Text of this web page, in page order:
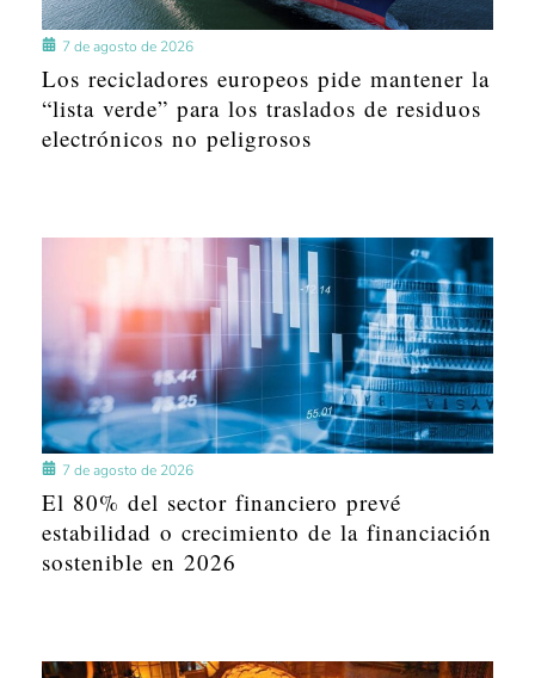
7 de agosto de 2026
Los recicladores europeos pide mantener la
“lista verde” para los traslados de residuos
electrónicos no peligrosos
7 de agosto de 2026
El 80% del sector financiero prevé
estabilidad o crecimiento de la financiación
sostenible en 2026